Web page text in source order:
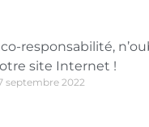
responsabilité,
site Internet !
septembre 2022